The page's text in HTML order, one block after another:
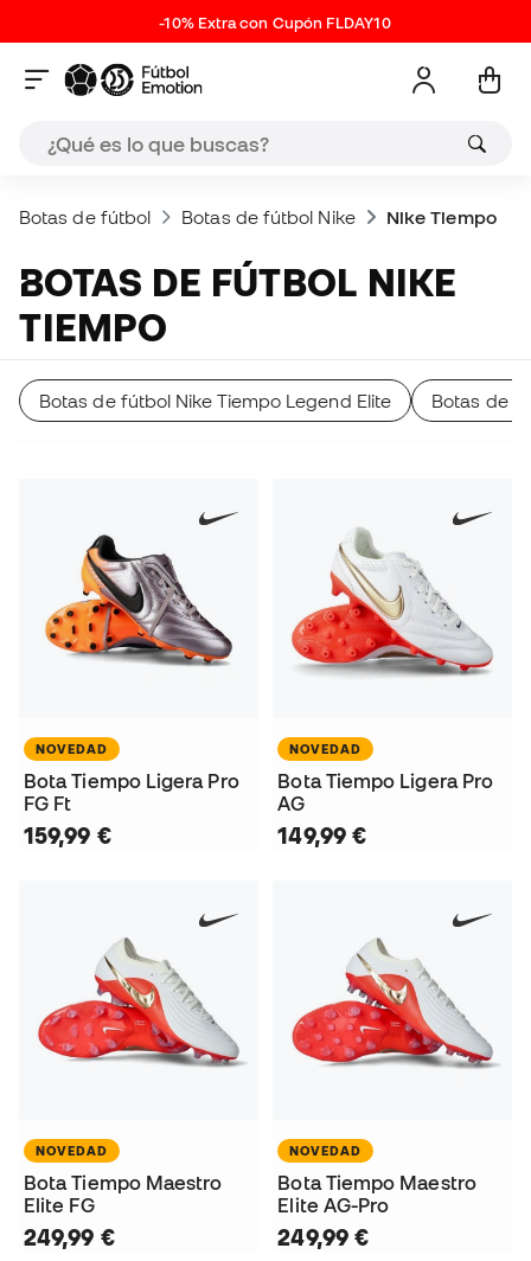
-10% Extra con Cupón FLDAY10
Botas de fútbol Botas de fútbol Nike Nike Tiempo
BOTAS DE FÚTBOL NIKE
TIEMPO
Botas de fútbol Nike Tiempo Legend Elite Botas de
NOVEDAD
Bota Tiempo Ligera Pro
FG Ft
159,99 €
NOVEDAD
Bota Tiempo Ligera Pro
AG
149,99 €
NOVEDAD
Bota Tiempo Maestro
Elite FG
249,99 €
NOVEDAD
Bota Tiempo Maestro
Elite AG-Pro
249,99 €